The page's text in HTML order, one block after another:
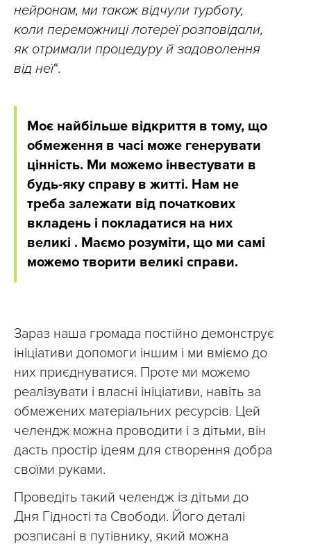
нейронам, ми також відчули турботу,
коли переможниці лотереї розповідали,
як отримали процедуру й задоволення
від неї“.
Моє найбільше відкриття в тому, що
обмеження в часі може генерувати
цінність. Ми можемо інвестувати в
будь-яку справу в житті. Нам не
треба залежати від початкових
вкладень і покладатися на них
великі . Маємо розуміти, що ми самі
можемо творити великі справи.
Зараз наша громада постійно демонструє
ініціативи допомоги іншим і ми вміємо до
них приєднуватися. Проте ми можемо
реалізувати і власні ініціативи, навіть за
обмежених матеріальних ресурсів. Цей
челендж можна проводити і з дітьми, він
дасть простір ідеям для створення добра
своїми руками.
Проведіть такий челендж із дітьми до
Дня Гідності та Свободи. Його деталі
розписані в путівнику, який можна